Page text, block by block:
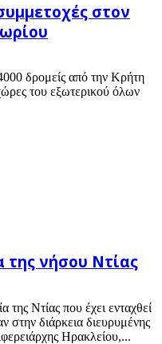
στον
δρομείς από την Κρήτη
του εξωτερικού όλων
της νήσου Ντίας
της Ντίας που έχει ενταχθεί
διάρκεια διευρυμένης
Ηρακλείου,...